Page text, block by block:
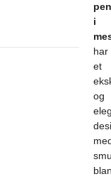
i
har
et
og